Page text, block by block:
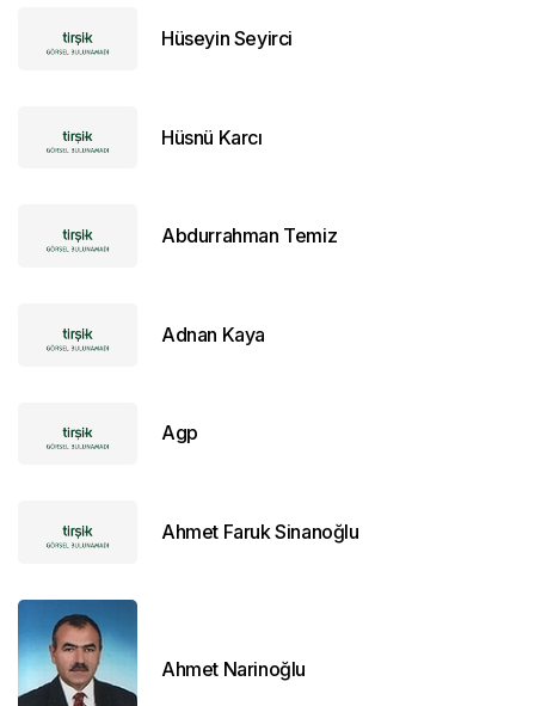
Hüseyin Seyirci
Hüsnü Karcı
Abdurrahman Temiz
Adnan Kaya
Agp
Ahmet Faruk Sinanoğlu
Ahmet Narinoğlu